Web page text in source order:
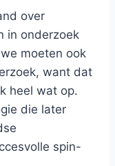
over
in onderzoek
moeten ook
want dat
heel wat op.
die later
spin-